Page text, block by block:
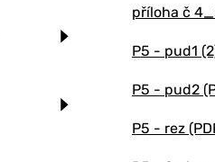
příloha č
P5 - pud1
P5 - pud2
P5 - rez